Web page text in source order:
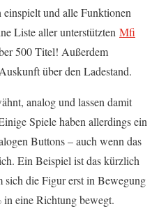
und alle Funktionen
Liste aller unterstützten Mfi
500 Titel! Außerdem
über den Ladestand.
analog und lassen damit
Spiele haben allerdings ein
Buttons – auch wenn das
Ein Beispiel ist das kürzlich
sich die Figur erst in Bewegung
eine Richtung bewegt.